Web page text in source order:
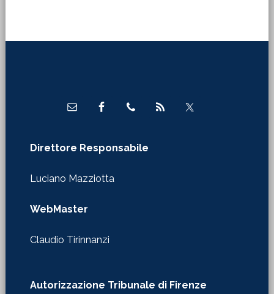
Direttore Responsabile
Luciano Mazziotta
WebMaster
Claudio Tirinnanzi
Autorizzazione Tribunale di Firenze